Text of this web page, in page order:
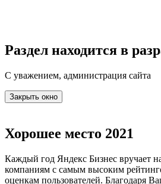
Раздел находится в
С уважением, администрация сайта
Закрыть окно
Хорошее место 2021
Каждый год Яндекс Бизнес вручает
компаниям с самым высоким
оценкам пользователей. Благодаря